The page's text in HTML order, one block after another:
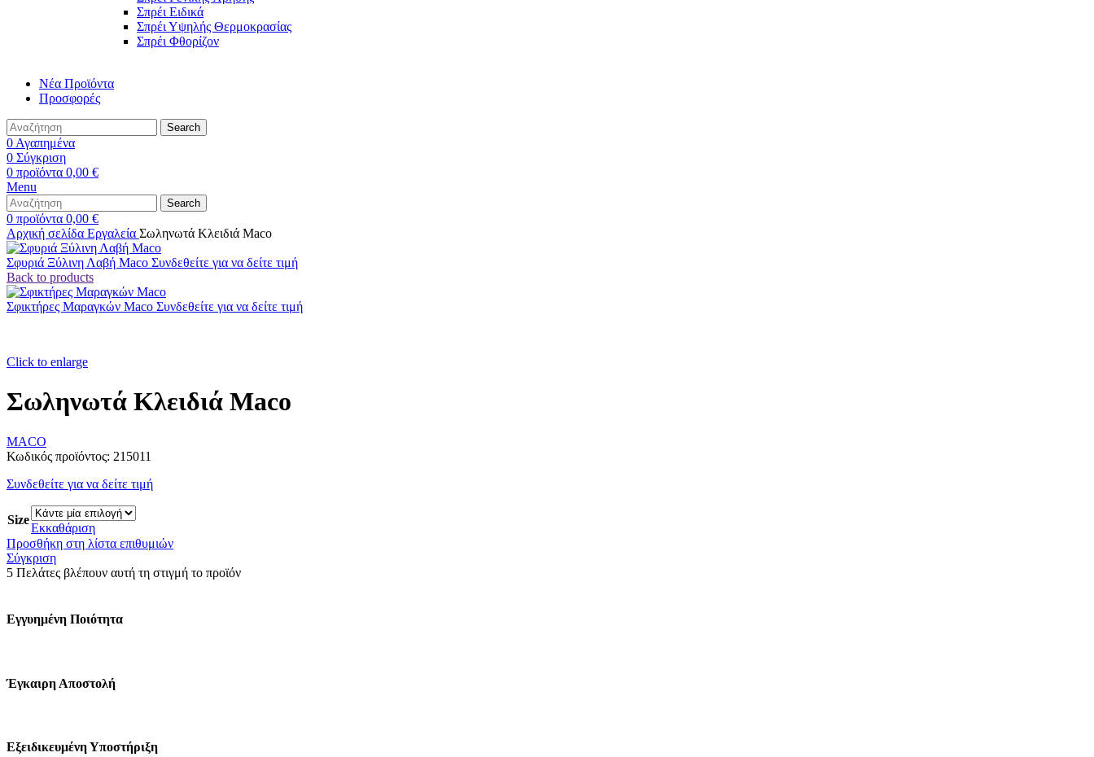
Σπρέι Ειδικά
Σπρέι Υψηλής Θερμοκρασίας
Σπρέι Φθορίζον
Νέα Προϊόντα
Προσφορές
Search
0 Αγαπημένα
0 Σύγκριση
0 προϊόντα 0,00 €
Menu
Search
0 προϊόντα 0,00 €
Αρχική σελίδα Εργαλεία Σωληνωτά Κλειδιά Maco
Σφυριά Ξύλινη Λαβή Maco Συνδεθείτε για να δείτε τιμή
Back to products
Σφικτήρες Μαραγκών Maco Συνδεθείτε για να δείτε τιμή
Click to enlarge
Σωληνωτά Κλειδιά Maco
MACO
Κωδικός προϊόντος: 215011
Συνδεθείτε για να δείτε τιμή
Size
Εκκαθάριση
Προσθήκη στη λίστα επιθυμιών
Σύγκριση
5 Πελάτες βλέπουν αυτή τη στιγμή το προϊόν
Εγγυημένη Ποιότητα
Έγκαιρη Αποστολή
Εξειδικευμένη Υποστήριξη